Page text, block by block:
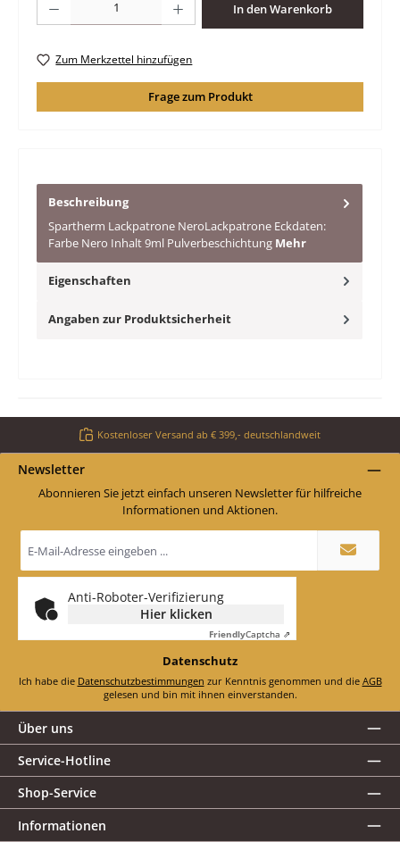
In den Warenkorb
Zum Merkzettel hinzufügen
Frage zum Produkt
Beschreibung
Spartherm Lackpatrone NeroLackpatrone Eckdaten:
Farbe Nero Inhalt 9ml Pulverbeschichtung Mehr
Eigenschaften
Angaben zur Produktsicherheit
Kostenloser Versand ab € 399,- deutschlandweit
Newsletter
Abonnieren Sie jetzt einfach unseren Newsletter für hilfreiche
Informationen und Aktionen.
Mail-
Adresse
*
Anti-Roboter-Verifizierung
Hier klicken
FriendlyCaptcha ⇗
Datenschutz
Ich habe die Datenschutzbestimmungen zur Kenntnis genommen und die AGB
gelesen und bin mit ihnen einverstanden.
Über uns
Service-Hotline
Shop-Service
Informationen